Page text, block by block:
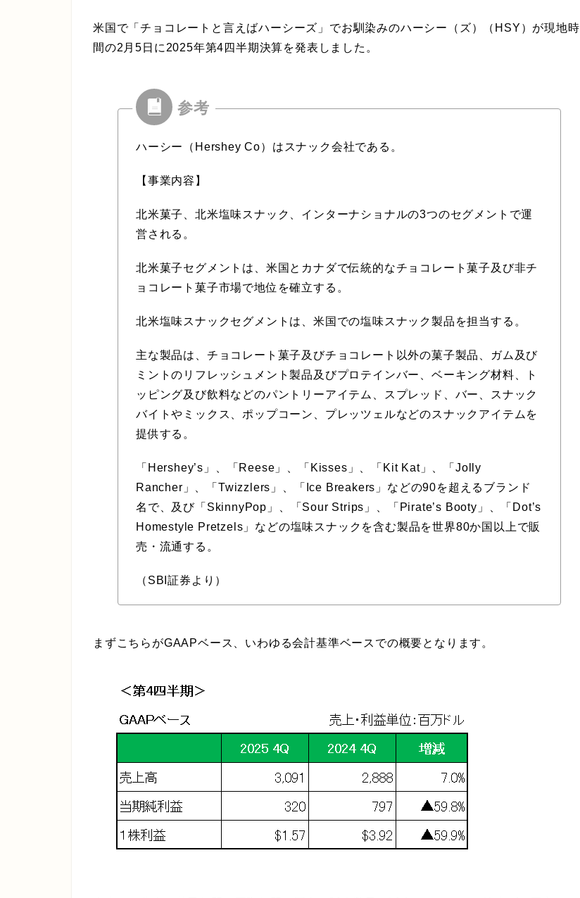
米国で「チョコレートと言えばハーシーズ」でお馴染みのハーシー（ズ）（HSY）が現地時
間の2月5日に2025年第4四半期決算を発表しました。
ハーシー（Hershey Co）はスナック会社である。
【事業内容】
北米菓子、北米塩味スナック、インターナショナルの3つのセグメントで運
営される。
北米菓子セグメントは、米国とカナダで伝統的なチョコレート菓子及び非チ
ョコレート菓子市場で地位を確立する。
北米塩味スナックセグメントは、米国での塩味スナック製品を担当する。
主な製品は、チョコレート菓子及びチョコレート以外の菓子製品、ガム及び
ミントのリフレッシュメント製品及びプロテインバー、ベーキング材料、ト
ッピング及び飲料などのパントリーアイテム、スプレッド、バー、スナック
バイトやミックス、ポップコーン、プレッツェルなどのスナックアイテムを
提供する。
「Hershey’s」、「Reese」、「Kisses」、「Kit Kat」、「Jolly
Rancher」、「Twizzlers」、「Ice Breakers」などの90を超えるブランド
名で、及び「SkinnyPop」、「Sour Strips」、「Pirate’s Booty」、「Dot’s
Homestyle Pretzels」などの塩味スナックを含む製品を世界80か国以上で販
売・流通する。
（SBI証券より）
まずこちらがGAAPベース、いわゆる会計基準ベースでの概要となります。